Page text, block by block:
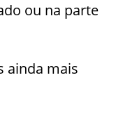
ou na parte
ainda mais